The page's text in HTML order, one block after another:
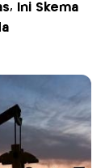
Ini Skema